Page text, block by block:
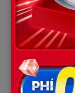
Tất cả vì gia đình
bảo vệ công sức
Tôi nhìn tờ đơn run
đã từng nói sẽ bảo
“Anh định ký
Anh im lặng rất lâu.